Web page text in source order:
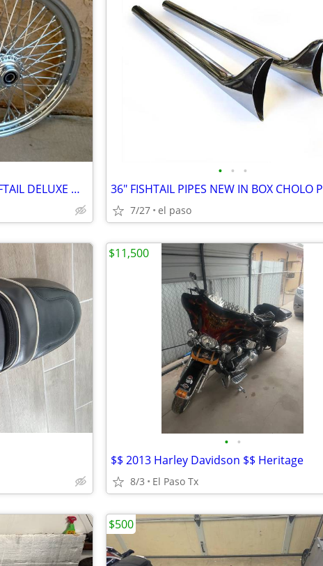
21 x 3.5 60 SPOKE HARLEY SOFTAIL DELUXE WHEEL
• • •
7/27 el paso
• •
$$ 2013 Harley Davidson $$ Heritage
8/3 El Paso Tx
$11,500
$500